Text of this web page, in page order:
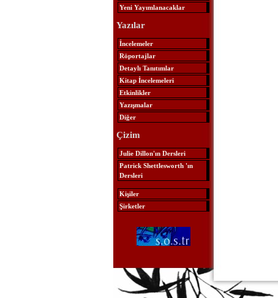
Yeni Yayımlanacaklar
Yazılar
İncelemeler
Röportajlar
Detaylı Tanıtımlar
Kitap İncelemeleri
Etkinlikler
Yazışmalar
Diğer
Çizim
Julie Dillon'ın Dersleri
Patrick Shettlesworth 'ın
Dersleri
Kişiler
Şirketler